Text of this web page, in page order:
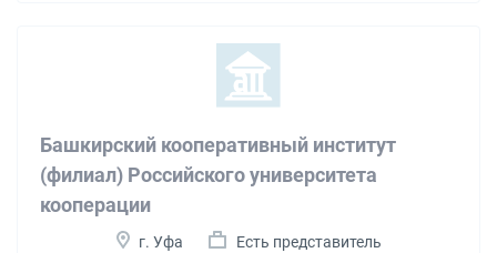
Башкирский кооперативный институт
(филиал) Российского университета
кооперации
г. Уфа Есть представитель